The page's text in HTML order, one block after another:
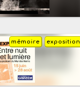
exposition
mémoire